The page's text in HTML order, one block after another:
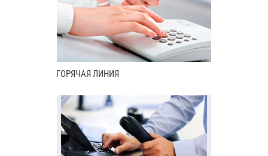
ГОРЯЧАЯ ЛИНИЯ